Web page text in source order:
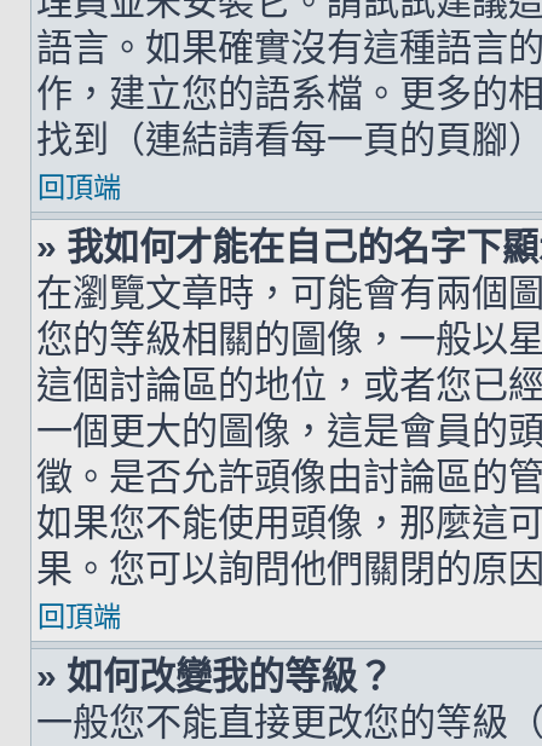
語言。如果確實沒有這種語言
作，建立您的語系檔。更多的
找到（連結請看每一頁的頁腳
回頂端
» 我如何才能在自己的名字下
在瀏覽文章時，可能會有兩個
您的等級相關的圖像，一般以
這個討論區的地位，或者您已
一個更大的圖像，這是會員的
徵。是否允許頭像由討論區的
如果您不能使用頭像，那麼這
果。您可以詢問他們關閉的原
回頂端
» 如何改變我的等級？
一般您不能直接更改您的等級